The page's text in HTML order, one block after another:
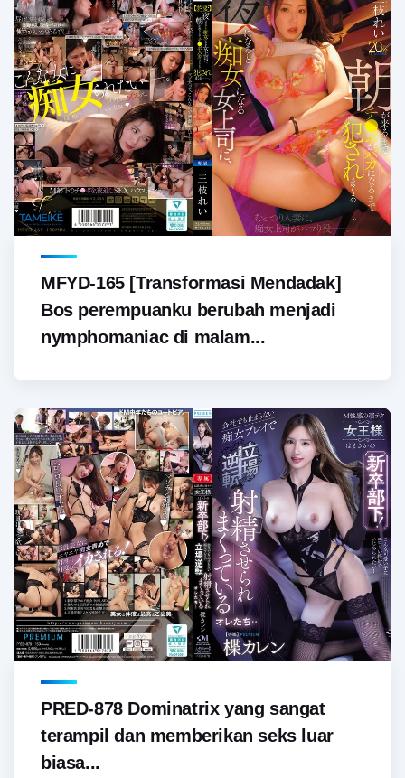
MFYD-165 [Transformasi Mendadak]
Bos perempuanku berubah menjadi
nymphomaniac di malam...
PRED-878 Dominatrix yang sangat
terampil dan memberikan seks luar
biasa...